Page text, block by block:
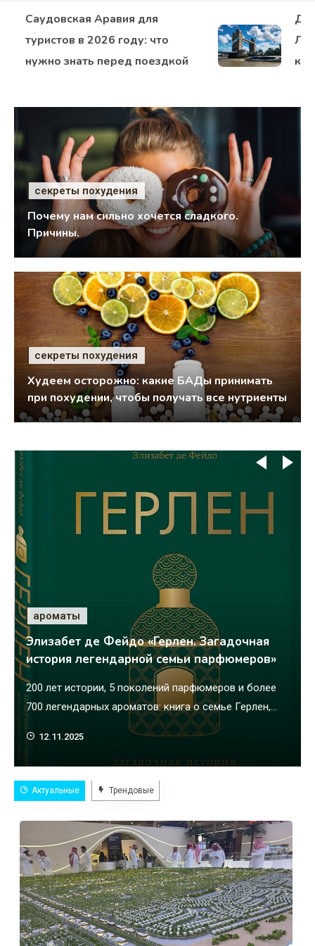
Худеем
Психология
Свадьба
Дом
Жизнь
Хобби
Красота
Недвижимость
Саудовская Аравия для
туристов в 2026 году: что
нужно знать перед поездкой
кто
секреты похудения
Почему нам сильно хочется сладкого.
Причины.
секреты похудения
Худеем осторожно: какие БАДы принимать
при похудении, чтобы получать все нутриенты
ароматы
Элизабет де Фейдо «Герлен. Загадочная
история легендарной семьи парфюмеров»
200 лет истории, 5 поколений парфюмеров и более
700 легендарных ароматов: книга о семье Герлен,
которая сумела превратить создание ароматов из
ремесла в искусство. Самая ожидаемая новинка
русскоязычного парфюмерного сообщества. «Слава
быстротечна, вечна лишь репутация», — говорил
основатель парфюмерного дома Герлен Пьер-
Франсуа-Паскаль. Поклонниками духов этого
бренда были принц Уэльский и королева Виктория,
Оноре де Бальзак…
12.11.2025
Актуальные Трендовые